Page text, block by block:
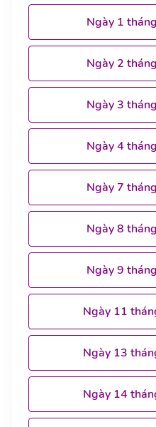
Ngày 1
Ngày 2
Ngày 3
Ngày 4
Ngày 7
Ngày 8
Ngày 9
Ngày 11
Ngày 13
Ngày 14